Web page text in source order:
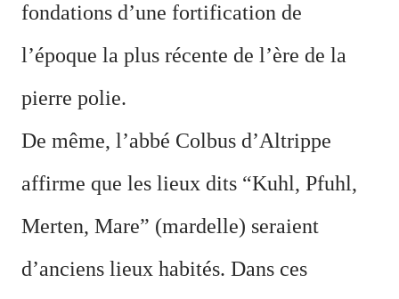
fondations d’une fortification de
l’époque la plus récente de l’ère de la
pierre polie.
De même, l’abbé Colbus d’Altrippe
affirme que les lieux dits “Kuhl, Pfuhl,
Merten, Mare” (mardelle) seraient
d’anciens lieux habités. Dans ces